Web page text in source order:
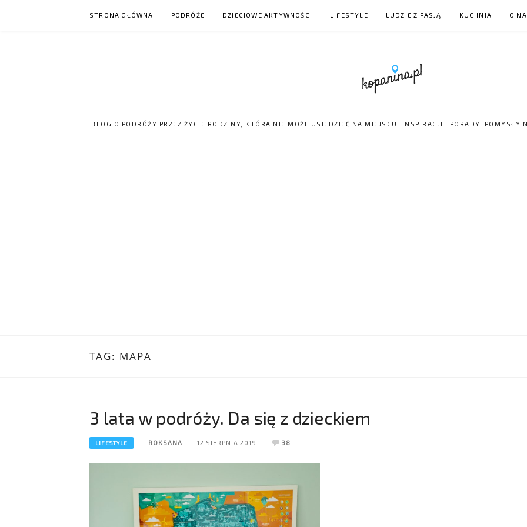
STRONA GŁÓWNA PODRÓŻE DZIECIOWE AKTYWNOŚCI LIFESTYLE LUDZIE Z PASJĄ KUCHNIA O
BLOG O PODRÓŻY PRZEZ ŻYCIE RODZINY, KTÓRA NIE MOŻE USIEDZIEĆ NA MIEJSCU. INSPIRACJE, PORADY,
TAG: MAPA
3 lata w podróży. Da się z dzieckiem
LIFESTYLE ROKSANA 12 SIERPNIA 2019 38